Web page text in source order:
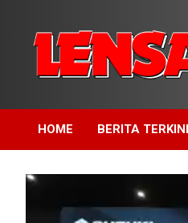
content
HOME BERITA TERKINI